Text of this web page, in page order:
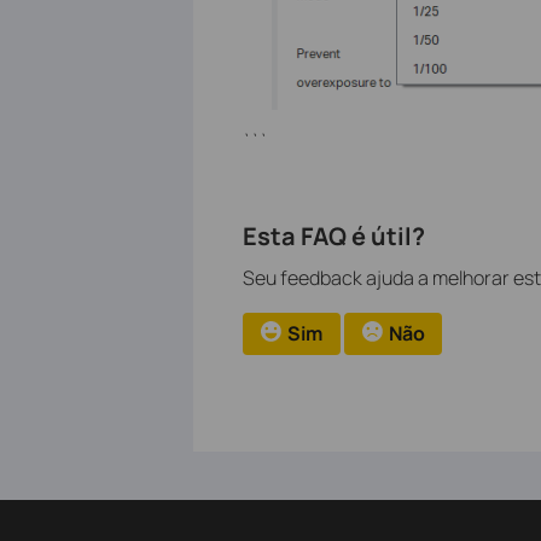
```
Esta FAQ é útil?
Seu feedback ajuda a melhorar
Sim Não